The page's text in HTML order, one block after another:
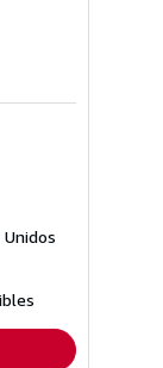
Unidos